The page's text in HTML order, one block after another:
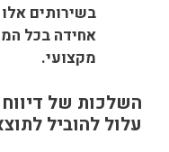
בשירותים
אחידה בכל
מקצועי.
השלכות של
עלול להוביל